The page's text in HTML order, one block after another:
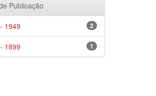
Publicação
2
1949
1
1899